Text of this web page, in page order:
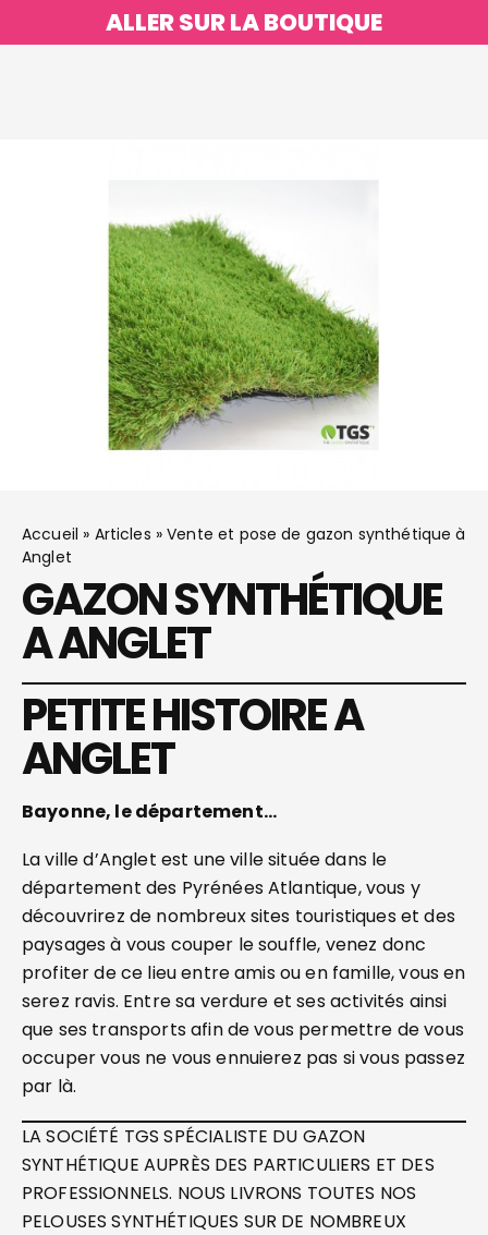
ALLER SUR LA BOUTIQUE
Accueil » Articles »Vente et pose de gazon synthétique à
Anglet
GAZON SYNTHÉTIQUE
A ANGLET
PETITE HISTOIRE A
ANGLET
Bayonne, le département…
La ville d’Anglet est une ville située dans le
département des Pyrénées Atlantique, vous y
découvrirez de nombreux sites touristiques et des
paysages à vous couper le souffle, venez donc
profiter de ce lieu entre amis ou en famille, vous en
serez ravis. Entre sa verdure et ses activités ainsi
que ses transports afin de vous permettre de vous
occuper vous ne vous ennuierez pas si vous passez
par là.
LA SOCIÉTÉ TGS SPÉCIALISTE DU GAZON
SYNTHÉTIQUE AUPRÈS DES PARTICULIERS ET DES
PROFESSIONNELS. NOUS LIVRONS TOUTES NOS
PELOUSES SYNTHÉTIQUES SUR DE NOMBREUX